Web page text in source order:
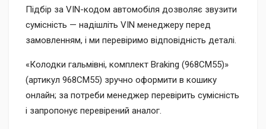
Підбір за VIN-кодом автомобіля дозволяє звузити
сумісність — надішліть VIN менеджеру перед
замовленням, і ми перевіримо відповідність деталі.
«Колодки гальмівні, комплект Braking (968CM55)»
(артикул 968CM55) зручно оформити в кошику
онлайн; за потреби менеджер перевірить сумісність
і запропонує перевірений аналог.